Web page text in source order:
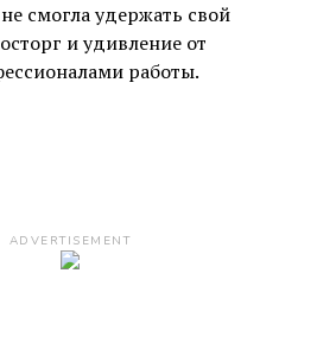
смогла удержать свой
и удивление от
работы.
ADVERTISEMENT